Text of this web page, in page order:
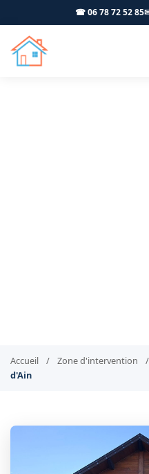
☎ 06 78 72 52 85
Accueil / Zone d'intervention /
d'Ain